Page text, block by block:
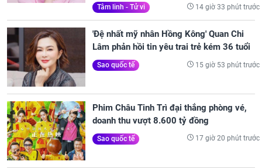
Tâm linh - Tử vi 14 giờ 33 phút trước
'Đệ nhất mỹ nhân Hồng Kông' Quan Chi
Lâm phản hồi tin yêu trai trẻ kém 36 tuổi
Sao quốc tế 15 giờ 53 phút trước
Phim Châu Tinh Trì đại thắng phòng vé,
doanh thu vượt 8.600 tỷ đồng
Sao quốc tế 17 giờ 20 phút trước